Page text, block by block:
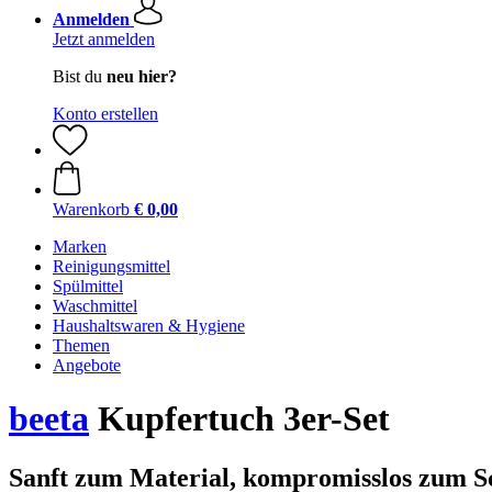
Anmelden
Jetzt anmelden
Bist du neu hier?
Konto erstellen
Warenkorb € 0,00
Marken
Reinigungsmittel
Spülmittel
Waschmittel
Haushaltswaren & Hygiene
Themen
Angebote
beeta Kupfertuch 3er-Set
Sanft zum Material, kompromisslos zum